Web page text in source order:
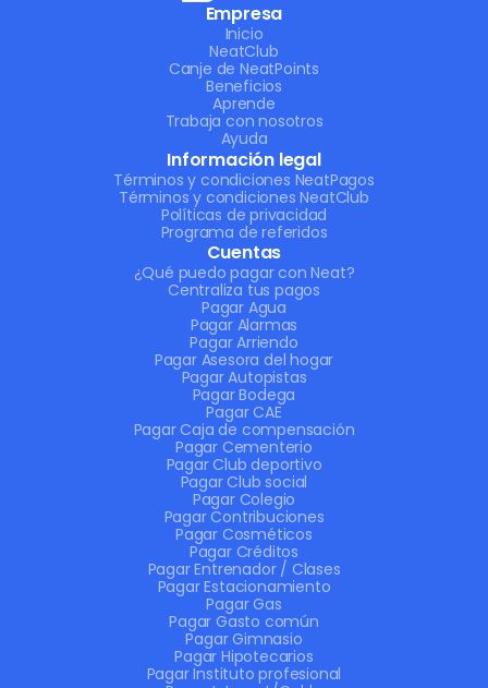
Empresa
Inicio
NeatClub
Canje de NeatPoints
Beneficios
Aprende
Trabaja con nosotros
Ayuda
Información legal
Términos y condiciones NeatPagos
Términos y condiciones NeatClub
Políticas de privacidad
Programa de referidos
Cuentas
¿Qué puedo pagar con Neat?
Centraliza tus pagos
Pagar Agua
Pagar Alarmas
Pagar Arriendo
Pagar Asesora del hogar
Pagar Autopistas
Pagar Bodega
Pagar CAE
Pagar Caja de compensación
Pagar Cementerio
Pagar Club deportivo
Pagar Club social
Pagar Colegio
Pagar Contribuciones
Pagar Cosméticos
Pagar Créditos
Pagar Entrenador / Clases
Pagar Estacionamiento
Pagar Gas
Pagar Gasto común
Pagar Gimnasio
Pagar Hipotecarios
Pagar Instituto profesional